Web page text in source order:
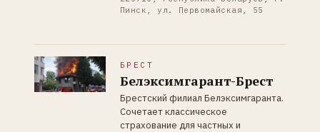
Пинск, ул. Первомайская, 55
БРЕСТ
Белэксимгарант-Брест
Брестский филиал Белэксимгаранта.
Сочетает классическое
страхование для частных и